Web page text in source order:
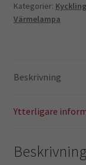
Kategorier:
Värmelampa
Beskrivning
Ytterligare
Beskrivning